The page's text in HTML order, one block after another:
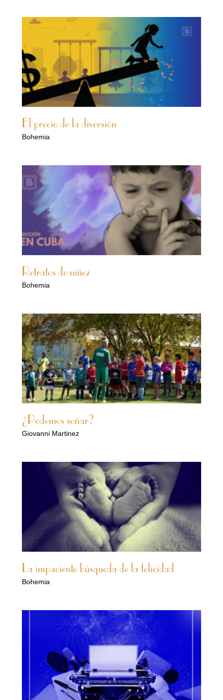
El precio de la diversión
Bohemia
Retratos de niñez
Bohemia
¿Podemos soñar?
Giovanni Martinez
La impaciente búsqueda de la felicidad
Bohemia